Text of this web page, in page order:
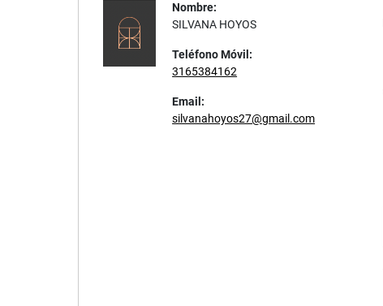
Nombre:
SILVANA HOYOS
Teléfono Móvil:
3165384162
Email:
silvanahoyos27@gmail.com